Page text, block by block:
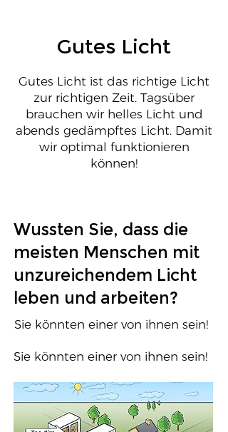
Gutes Licht
Gutes Licht ist das richtige Licht
zur richtigen Zeit. Tagsüber
brauchen wir helles Licht und
abends gedämpftes Licht. Damit
wir optimal funktionieren
können!
Wussten Sie, dass die
meisten Menschen mit
unzureichendem Licht
leben und arbeiten?
Sie könnten einer von ihnen sein!
Sie könnten einer von ihnen sein!